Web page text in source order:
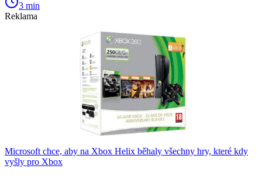
3 min
Reklama
Microsoft chce, aby na Xbox Helix běhaly všechny hry, které kdy
vyšly pro Xbox